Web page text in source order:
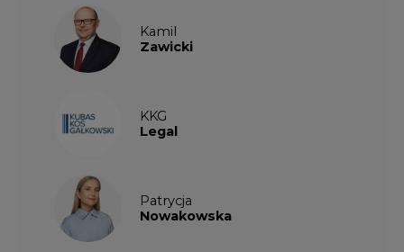
Kamil
Zawicki
KKG
Legal
Patrycja
Nowakowska